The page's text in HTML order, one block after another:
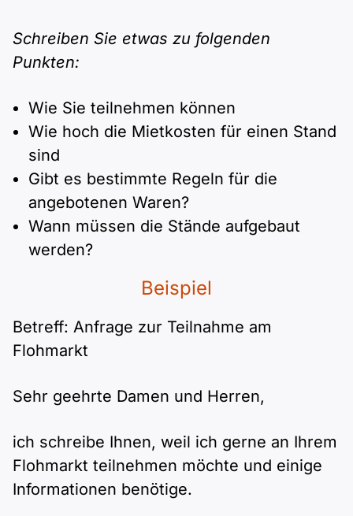
Pflege (telc)
A2 ÖIF
B1 telc
B1 ÖIF
B1 ÖSD
B1 Pflege (telc)
B2 telc
B2 Pflege (telc)
Mehr Tools
Einbürgerungstest
Spiele
Schulen & Kurse
Lebenslauf erstellen
Schreiben Sie etwas zu folgenden
Punkten:
Wie Sie teilnehmen können
Wie hoch die Mietkosten für einen Stand
sind
Gibt es bestimmte Regeln für die
angebotenen Waren?
Wann müssen die Stände aufgebaut
werden?
Beispiel
Betreff: Anfrage zur Teilnahme am
Flohmarkt
Sehr geehrte Damen und Herren,
ich schreibe Ihnen, weil ich gerne an Ihrem
Flohmarkt teilnehmen möchte und einige
Informationen benötige.